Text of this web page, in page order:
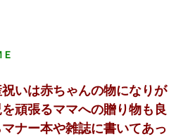
いは赤ちゃんの物になりが
頑張るママへの贈り物も良
ナー本や雑誌に書いてあっ